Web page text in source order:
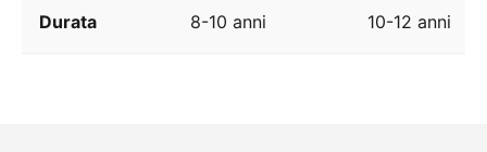
Durata 8-10 anni 10-12 anni